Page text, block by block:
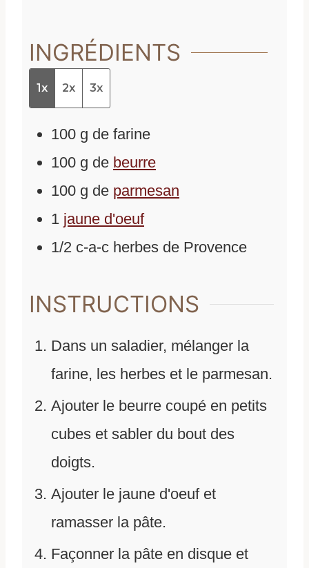
INGRÉDIENTS
1x 2x 3x
100 g de farine
100 g de beurre
100 g de parmesan
1 jaune d'oeuf
1/2 c-a-c herbes de Provence
INSTRUCTIONS
Dans un saladier, mélanger la
farine, les herbes et le parmesan.
Ajouter le beurre coupé en petits
cubes et sabler du bout des
doigts.
Ajouter le jaune d'oeuf et
ramasser la pâte.
Façonner la pâte en disque et